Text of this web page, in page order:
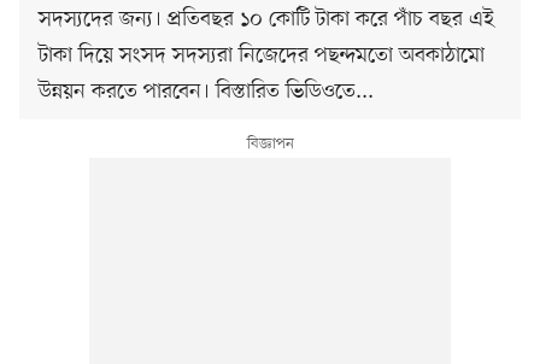
সদস্যদের জন্য। প্রতিবছর ১০ কোটি টাকা করে পাঁচ বছর এই
টাকা দিয়ে সংসদ সদস্যরা নিজেদের পছন্দমতো অবকাঠামো
উন্নয়ন করতে পারবেন। বিস্তারিত ভিডিওতে...